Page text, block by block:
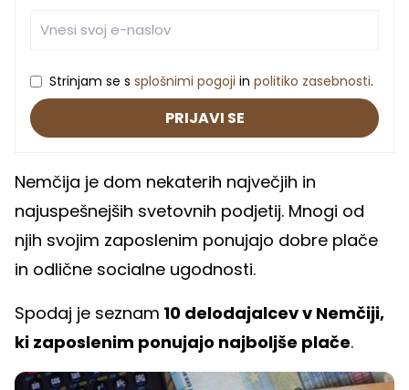
Strinjam se s splošnimi pogoji in politiko zasebnosti.
PRIJAVI SE
Nemčija je dom nekaterih največjih in
najuspešnejših svetovnih podjetij. Mnogi od
njih svojim zaposlenim ponujajo dobre plače
in odlične socialne ugodnosti.
Spodaj je seznam 10 delodajalcev v Nemčiji,
ki zaposlenim ponujajo najboljše plače.